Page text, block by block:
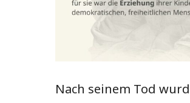
Nach seinem Tod